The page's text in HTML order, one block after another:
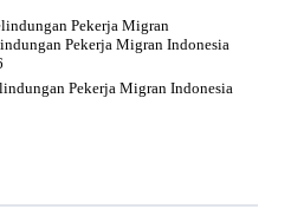
Pekerja Migran
Pekerja Migran Indonesia
Pekerja Migran Indonesia